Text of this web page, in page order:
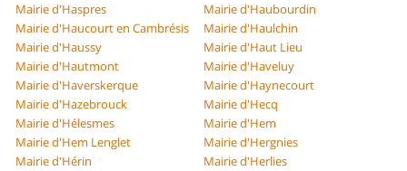
Mairie d'Haspres
Mairie d'Haubourdin
Mairie d'Haucourt en Cambrésis
Mairie d'Haulchin
Mairie d'Haussy
Mairie d'Haut Lieu
Mairie d'Hautmont
Mairie d'Haveluy
Mairie d'Haverskerque
Mairie d'Haynecourt
Mairie d'Hazebrouck
Mairie d'Hecq
Mairie d'Hélesmes
Mairie d'Hem
Mairie d'Hem Lenglet
Mairie d'Hergnies
Mairie d'Hérin
Mairie d'Herlies